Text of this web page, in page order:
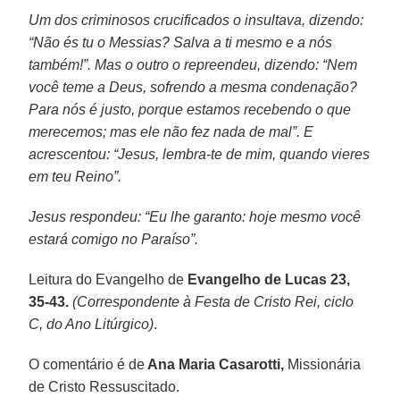
Um dos criminosos crucificados o insultava, dizendo:
“Não és tu o Messias? Salva a ti mesmo e a nós
também!”. Mas o outro o repreendeu, dizendo: “Nem
você teme a Deus, sofrendo a mesma condenação?
Para nós é justo, porque estamos recebendo o que
merecemos; mas ele não fez nada de mal”. E
acrescentou: “Jesus, lembra-te de mim, quando vieres
em teu Reino”.
Jesus respondeu: “Eu lhe garanto: hoje mesmo você
estará comigo no Paraíso”.
Leitura do Evangelho de Evangelho de Lucas 23,
35-43. (Correspondente à Festa de Cristo Rei, ciclo
C, do Ano Litúrgico).
O comentário é de Ana Maria Casarotti, Missionária
de Cristo Ressuscitado.